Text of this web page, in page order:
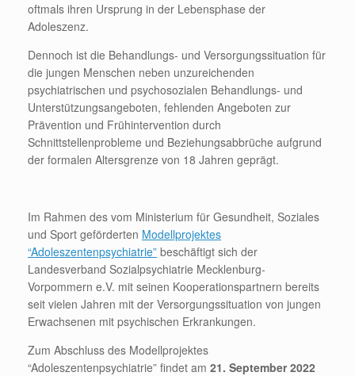
oftmals ihren Ursprung in der Lebensphase der
Adoleszenz.
Dennoch ist die Behandlungs- und Versorgungssituation für
die jungen Menschen neben unzureichenden
psychiatrischen und psychosozialen Behandlungs- und
Unterstützungsangeboten, fehlenden Angeboten zur
Prävention und Frühintervention durch
Schnittstellenprobleme und Beziehungsabbrüche aufgrund
der formalen Altersgrenze von 18 Jahren geprägt.
Im Rahmen des vom Ministerium für Gesundheit, Soziales
und Sport geförderten Modellprojektes
“Adoleszentenpsychiatrie” beschäftigt sich der
Landesverband Sozialpsychiatrie Mecklenburg-
Vorpommern e.V. mit seinen Kooperationspartnern bereits
seit vielen Jahren mit der Versorgungssituation von jungen
Erwachsenen mit psychischen Erkrankungen.
Zum Abschluss des Modellprojektes
“Adoleszentenpsychiatrie” findet am 21. September 2022